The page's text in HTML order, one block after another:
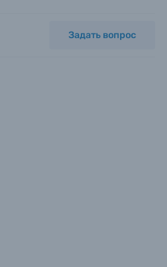
Задать вопрос